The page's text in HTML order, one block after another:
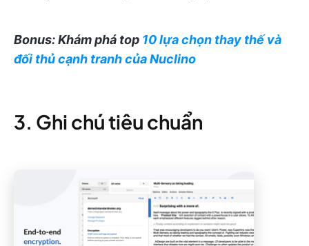
Bonus: Khám phá top 10 lựa chọn thay thế và
đối thủ cạnh tranh của Nuclino
3. Ghi chú tiêu chuẩn